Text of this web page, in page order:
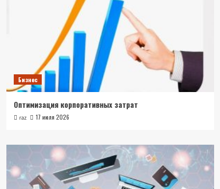
Бизнес
Оптимизация корпоративных затрат
raz 17 июля 2026